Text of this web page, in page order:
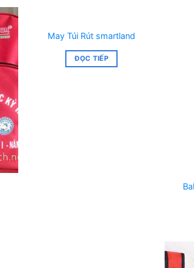
May Túi Rút smartland
ĐỌC TIẾP